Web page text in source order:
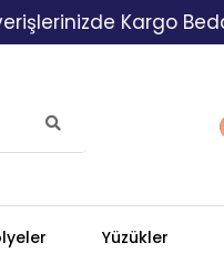
Kargo Bedava!
Yüzükler